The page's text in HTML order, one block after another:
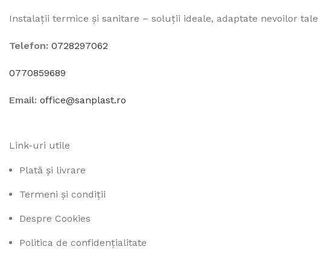
Instalații termice și sanitare – soluții ideale, adaptate nevoilor tale
Telefon: 0728297062
0770859689
Email: office@sanplast.ro
Link-uri utile
Plată și livrare
Termeni și condiții
Despre Cookies
Politica de confidențialitate